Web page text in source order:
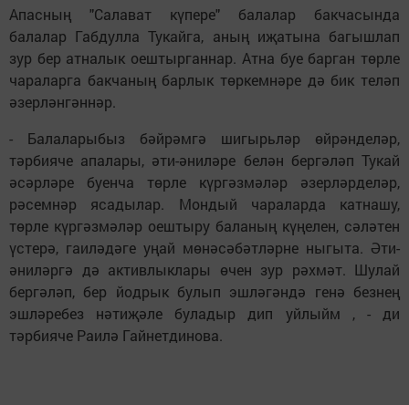
Апасның "Салават күпере" балалар бакчасында
балалар Габдулла Тукайга, аның иҗатына багышлап
зур бер атналык оештырганнар. Атна буе барган төрле
чараларга бакчаның барлык төркемнәре дә бик теләп
әзерләнгәннәр.
- Балаларыбыз бәйрәмгә шигырьләр өйрәнделәр,
тәрбияче апалары, әти-әниләре белән бергәләп Тукай
әсәрләре буенча төрле күргәзмәләр әзерләрделәр,
рәсемнәр ясадылар. Мондый чараларда катнашу,
төрле күргәзмәләр оештыру баланың күңелен, сәләтен
үстерә, гаиләдәге уңай мөнәсәбәтләрне ныгыта. Әти-
әниләргә дә активлыклары өчен зур рәхмәт. Шулай
бергәләп, бер йодрык булып эшләгәндә генә безнең
эшләребез нәтиҗәле буладыр дип уйлыйм , - ди
тәрбияче Раилә Гайнетдинова.